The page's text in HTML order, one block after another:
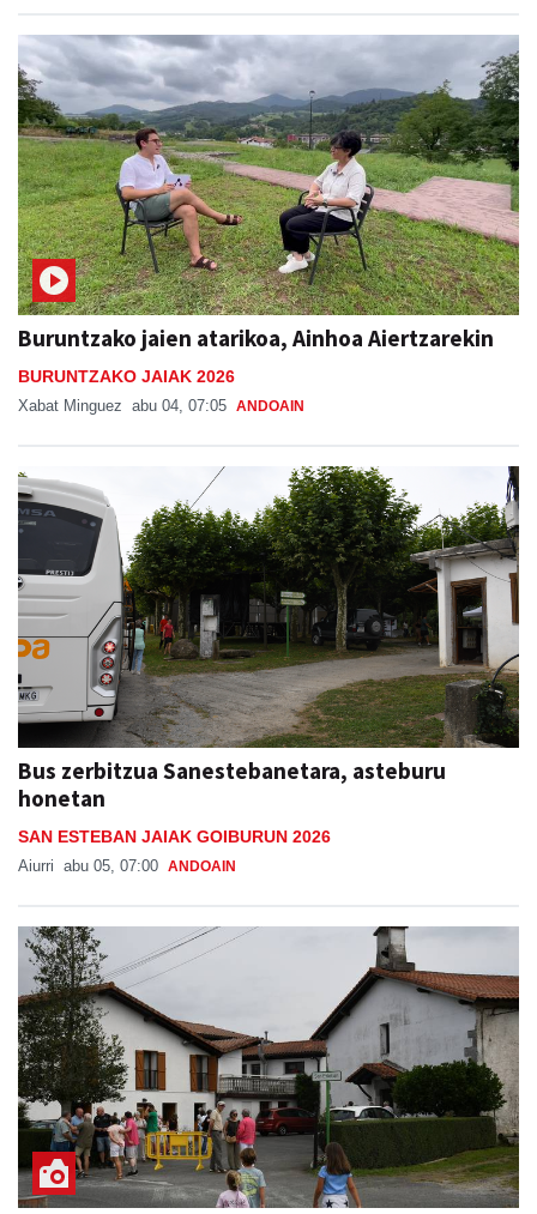
Buruntzako jaien atarikoa, Ainhoa Aiertzarekin
BURUNTZAKO JAIAK 2026
Xabat Minguez abu 04, 07:05 ANDOAIN
Bus zerbitzua Sanestebanetara, asteburu
honetan
SAN ESTEBAN JAIAK GOIBURUN 2026
Aiurri abu 05, 07:00 ANDOAIN